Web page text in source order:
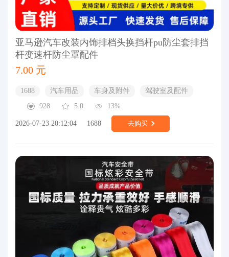
亚马逊汽车改装内饰排档头换挡杆pu防尘套排挡
杆变速杆防尘罩配件
7.00 元
1688 汽车用品 车身及附件
驾驶室及配件
928
5.0 13%
2026-07-23 20:12:04 1688 去购买